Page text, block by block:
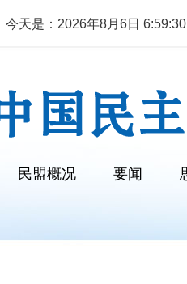
今天是：2026年8月6日
民盟概况 要闻